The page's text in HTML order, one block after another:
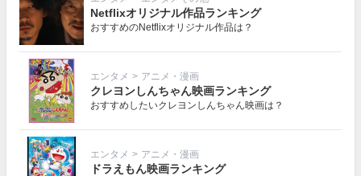
Netflixオリジナル作品ランキング
おすすめのNetflixオリジナル作品は？
エンタメ > アニメ・漫画
クレヨンしんちゃん映画ランキング
おすすめしたいクレヨンしんちゃん映画は？
エンタメ > アニメ・漫画
ドラえもん映画ランキング